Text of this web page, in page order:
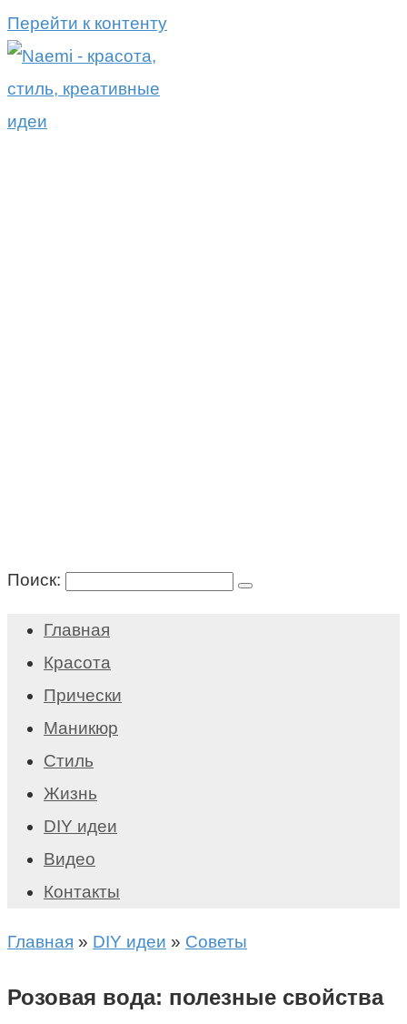
Перейти к контенту
Поиск:
Главная
Красота
Прически
Маникюр
Стиль
Жизнь
DIY идеи
Видео
Контакты
Главная » DIY идеи » Советы
Розовая вода: полезные свойства